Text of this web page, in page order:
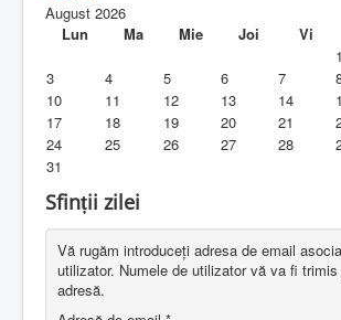
Duhovnicesti
Alte legaturi
Biblioteca Parohiei
Foaia Parohiei
Contact
August 2026
Lun
Ma Mie Joi Vi
1
3
4 5 6 7
10
11 12 13 14
17
18 19 20 21
24
25 26 27 28
31
Sfinții zilei
Vă rugăm introduceți adresa de email
utilizator. Numele de utilizator vă va fi
adresă.